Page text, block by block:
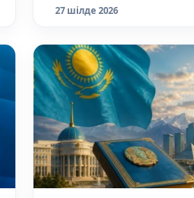
27 шілде 2026